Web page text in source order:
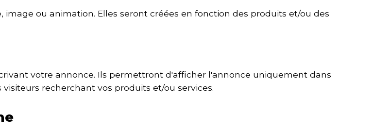
image ou animation. Elles seront créées en fonction des produits et/ou des
votre annonce. Ils permettront d'afficher l'annonce uniquement dans
recherchant vos produits et/ou services.